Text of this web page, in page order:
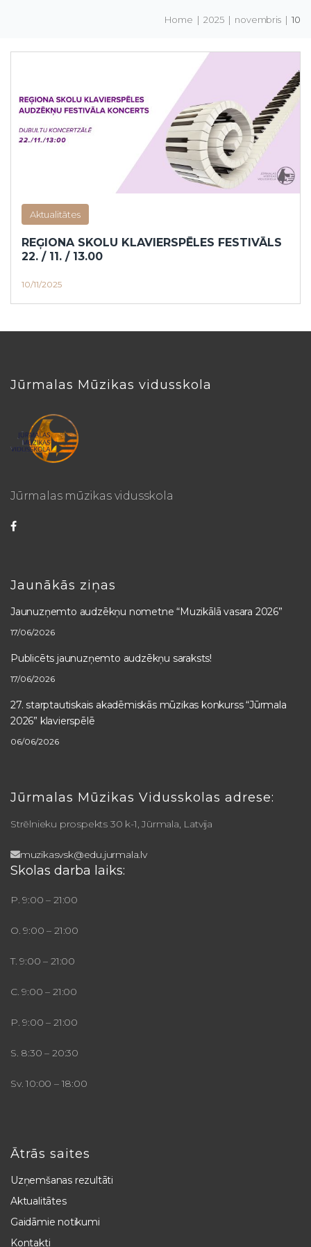
Home | 2025 | novembris | 10
Aktualitātes
REĢIONA SKOLU KLAVIERSPĒLES FESTIVĀLS
22. / 11. / 13.00
10/11/2025
Jūrmalas Mūzikas vidusskola
Jūrmalas mūzikas vidusskola
Jaunākās ziņas
Jaunuzņemto audzēkņu nometne “Muzikālā vasara 2026”
17/06/2026
Publicēts jaunuzņemto audzēkņu saraksts!
17/06/2026
27. starptautiskais akadēmiskās mūzikas konkurss “Jūrmala
2026” klavierspēlē
06/06/2026
Jūrmalas Mūzikas Vidusskolas adrese:
Strēlnieku prospekts 30 k-1, Jūrmala, Latvija
muzikasvsk@edu.jurmala.lv
Skolas darba laiks:
P. 9:00 – 21:00
O. 9:00 – 21:00
T. 9:00 – 21:00
C. 9:00 – 21:00
P. 9:00 – 21:00
S. 8:30 – 20:30
Sv. 10:00 – 18:00
Ātrās saites
Uzņemšanas rezultāti
Aktualitātes
Gaidāmie notikumi
Kontakti